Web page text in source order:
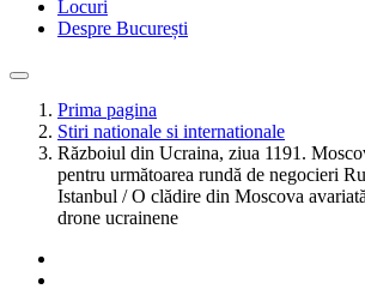
Locuri
Despre București
Prima pagina
Stiri nationale si internationale
Războiul din Ucraina, ziua 1191.
pentru următoarea rundă de negocieri
Istanbul / O clădire din Moscova
drone ucrainene